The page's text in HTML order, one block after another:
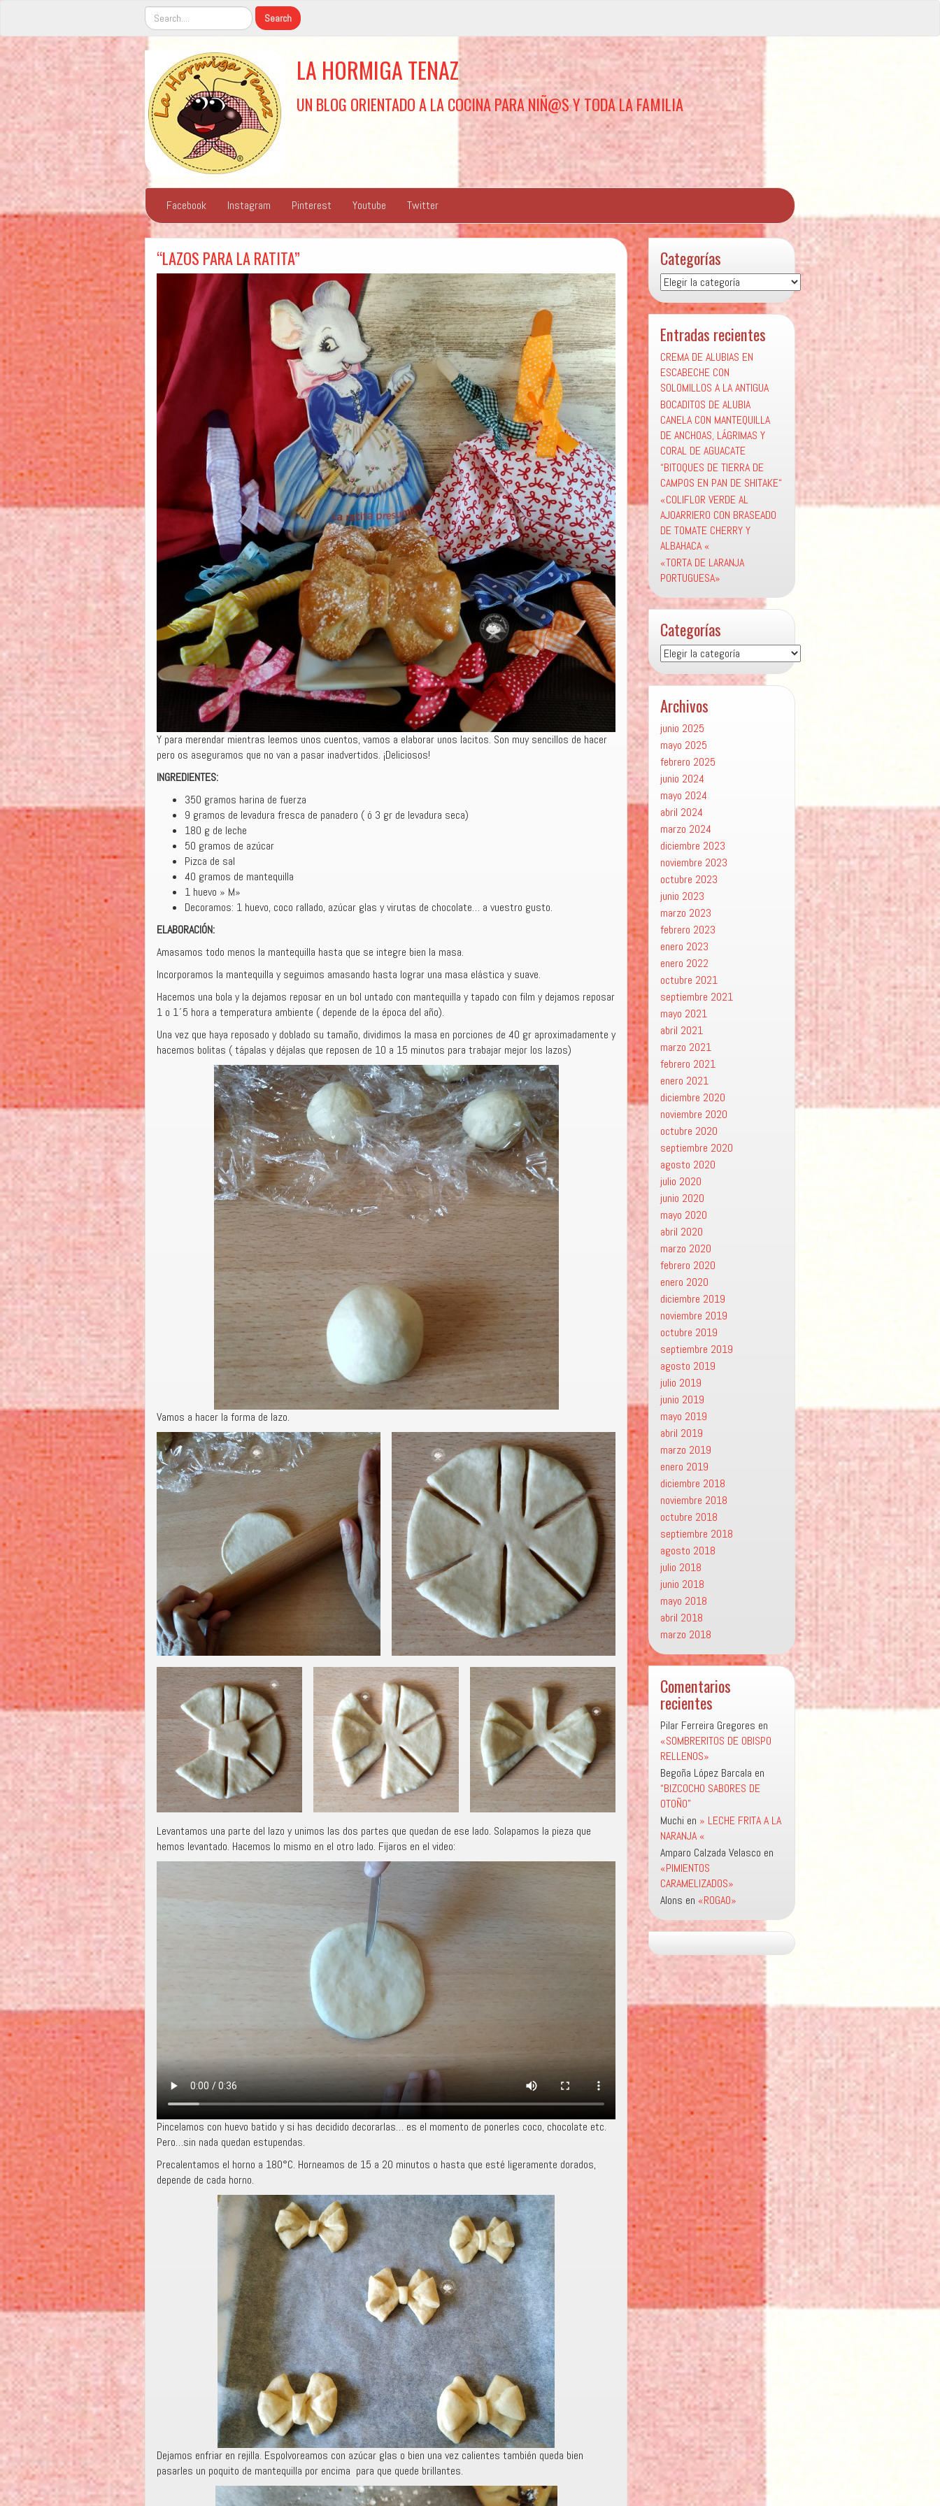
LA HORMIGA TENAZ
UN BLOG ORIENTADO A LA COCINA PARA NIÑ@S Y TODA LA FAMILIA
Facebook Instagram Pinterest Youtube Twitter
“LAZOS PARA LA RATITA”
Y para merendar mientras leemos unos cuentos, vamos a elaborar unos lacitos. Son muy sencillos de hacer
pero os aseguramos que no van a pasar inadvertidos. ¡Deliciosos!
INGREDIENTES:
350 gramos harina de fuerza
9 gramos de levadura fresca de panadero ( ó 3 gr de levadura seca)
180 g de leche
50 gramos de azúcar
Pizca de sal
40 gramos de mantequilla
1 huevo » M»
Decoramos: 1 huevo, coco rallado, azúcar glas y virutas de chocolate… a vuestro gusto.
ELABORACIÓN:
Amasamos todo menos la mantequilla hasta que se integre bien la masa.
Incorporamos la mantequilla y seguimos amasando hasta lograr una masa elástica y suave.
Hacemos una bola y la dejamos reposar en un bol untado con mantequilla y tapado con film y dejamos reposar
1 o 1´5 hora a temperatura ambiente ( depende de la época del año).
Una vez que haya reposado y doblado su tamaño, dividimos la masa en porciones de 40 gr aproximadamente y
hacemos bolitas ( tápalas y déjalas que reposen de 10 a 15 minutos para trabajar mejor los lazos)
Vamos a hacer la forma de lazo.
Levantamos una parte del lazo y unimos las dos partes que quedan de ese lado. Solapamos la pieza que
hemos levantado. Hacemos lo mismo en el otro lado. Fijaros en el video:
Pincelamos con huevo batido y si has decidido decorarlas… es el momento de ponerles coco, chocolate etc.
Pero…sin nada quedan estupendas.
Precalentamos el horno a 180°C. Horneamos de 15 a 20 minutos o hasta que esté ligeramente dorados,
depende de cada horno.
Dejamos enfriar en rejilla. Espolvoreamos con azúcar glas o bien una vez calientes también queda bien
pasarles un poquito de mantequilla por encima para que quede brillantes.
Categorías
Categorías
Entradas recientes
CREMA DE ALUBIAS EN
ESCABECHE CON
SOLOMILLOS A LA ANTIGUA
BOCADITOS DE ALUBIA
CANELA CON MANTEQUILLA
DE ANCHOAS, LÁGRIMAS Y
CORAL DE AGUACATE
“BITOQUES DE TIERRA DE
CAMPOS EN PAN DE SHITAKE“
«COLIFLOR VERDE AL
AJOARRIERO CON BRASEADO
DE TOMATE CHERRY Y
ALBAHACA «
«TORTA DE LARANJA
PORTUGUESA»
Categorías
Categorías
Archivos
junio 2025
mayo 2025
febrero 2025
junio 2024
mayo 2024
abril 2024
marzo 2024
diciembre 2023
noviembre 2023
octubre 2023
junio 2023
marzo 2023
febrero 2023
enero 2023
enero 2022
octubre 2021
septiembre 2021
mayo 2021
abril 2021
marzo 2021
febrero 2021
enero 2021
diciembre 2020
noviembre 2020
octubre 2020
septiembre 2020
agosto 2020
julio 2020
junio 2020
mayo 2020
abril 2020
marzo 2020
febrero 2020
enero 2020
diciembre 2019
noviembre 2019
octubre 2019
septiembre 2019
agosto 2019
julio 2019
junio 2019
mayo 2019
abril 2019
marzo 2019
enero 2019
diciembre 2018
noviembre 2018
octubre 2018
septiembre 2018
agosto 2018
julio 2018
junio 2018
mayo 2018
abril 2018
marzo 2018
Comentarios
recientes
Pilar Ferreira Gregores en
«SOMBRERITOS DE OBISPO
RELLENOS»
Begoña López Barcala en
“BIZCOCHO SABORES DE
OTOÑO”
Muchi en » LECHE FRITA A LA
NARANJA «
Amparo Calzada Velasco en
«PIMIENTOS
CARAMELIZADOS»
Alons en «ROGAO»